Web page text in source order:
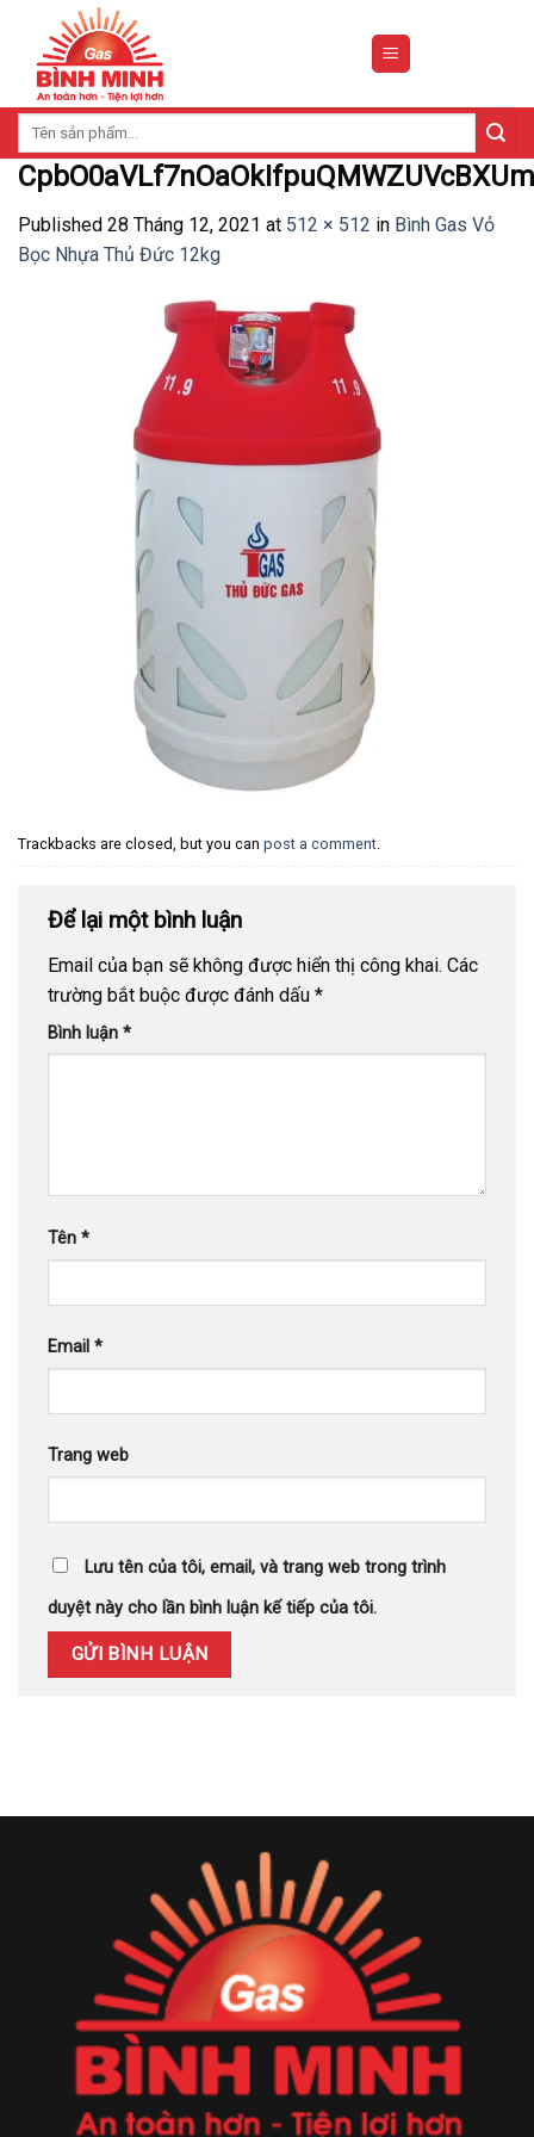
content
Published 28 Tháng 12, 2021 at 512 × 512 in Bình Gas Vỏ
Bọc Nhựa Thủ Đức 12kg
Trackbacks are closed, but you can post a comment.
Để lại một bình luận
Email của bạn sẽ không được hiển thị công khai. Các
trường bắt buộc được đánh dấu *
Bình luận *
Tên *
Email *
Trang web
Lưu tên của tôi, email, và trang web trong trình
duyệt này cho lần bình luận kế tiếp của tôi.